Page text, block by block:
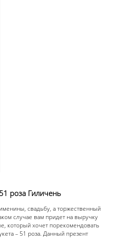
роза Гиличень
свадьбу, а торжественный
случае вам придет на выручку
который хочет порекомендовать
– 51 роза. Данный презент